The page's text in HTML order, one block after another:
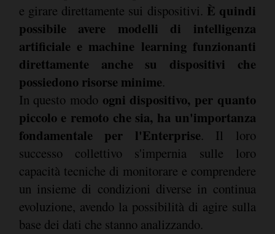
e girare direttamente sui dispositivi. È quindi
possibile avere modelli di intelligenza
artificiale e machine learning funzionanti
direttamente anche su dispositivi che
possiedono risorse minime.
In questo modo ogni dispositivo, per quanto
piccolo e remoto che sia, ha un'importanza
fondamentale per l'Enterprise. Il loro
successo collettivo s'impernia sulle loro
capacità tecniche di monitorare e comprendere
un insieme di condizioni diverse in continua
evoluzione, avendo la possibilità di agire sulla
base dei dati che stanno analizzando.